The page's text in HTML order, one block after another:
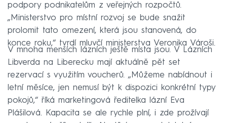
podpory podnikatelům z veřejných rozpočtů.
„Ministerstvo pro místní rozvoj se bude snažit
prolomit tato omezení, která jsou stanovená, do
konce roku,“ tvrdí mluvčí ministerstva Veronika Vároši.
V mnoha menších lázních ještě místa jsou. V Lázních
Libverda na Liberecku mají aktuálně pět set
rezervací s využitím voucherů. „Můžeme nabídnout i
letní měsíce, jen nemusí být k dispozici konkrétní typy
pokojů,“ říká marketingová ředitelka lázní Eva
Plášilová. Kapacita se ale rychle plní, i zde prožívají